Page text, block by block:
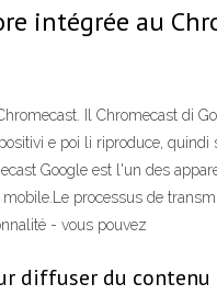
intégrée au
Il Chromecast di
e poi li riproduce,
Google est l'un des
processus de
- vous pouvez
diffuser du